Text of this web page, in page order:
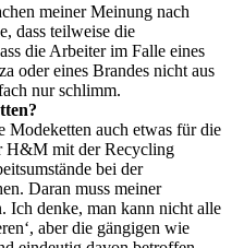
meiner Meinung nach
dass teilweise die
die Arbeiter im Falle eines
oder eines Brandes nicht aus
nur schlimm.
Modeketten auch etwas für die
H&M mit der Recycling
bei der
Daran muss meiner
Ich denke, man kann nicht alle
aber die gängigen wie